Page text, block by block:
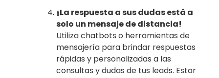
¡La respuesta a sus dudas está a
solo un mensaje de distancia!
Utiliza chatbots o herramientas de
mensajería para brindar respuestas
rápidas y personalizadas a las
consultas y dudas de tus leads. Estar